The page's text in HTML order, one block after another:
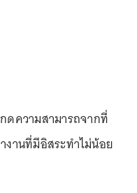
ดความสามารถจากที่
านที่มีอิสระทำไม่น้อย